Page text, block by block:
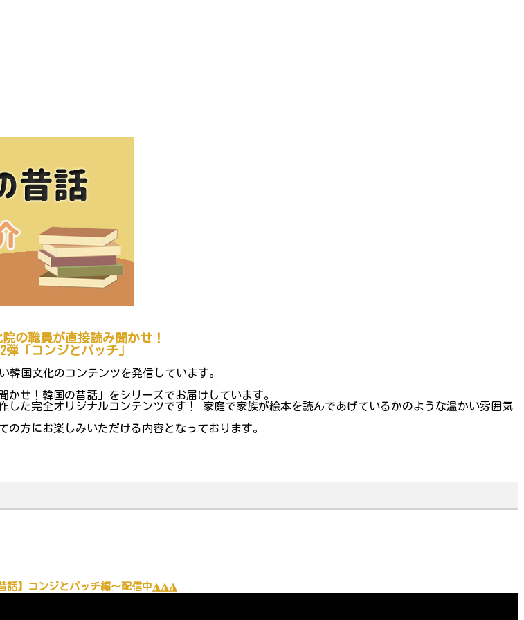
の職員が直接読み聞かせ！
弾「コンジとパッチ」
韓国文化のコンテンツを発信しています。
せ！韓国の昔話」をシリーズでお届けしています。
た完全オリジナルコンテンツです！ 家庭で家族が絵本を読んであげているかのような温かい雰囲気
方にお楽しみいただける内容となっております。
話】コンジとパッチ編～配信中◮◮◮